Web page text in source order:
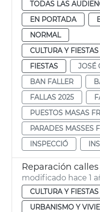
TODAS LAS
EN PORTADA
NORMAL
CULTURA Y
FIESTAS
JOSÉ
BAN FALLER
FALLAS 2025
PUESTOS MASAS
PARADES MASSES
INSPECCIÓ
modificado hace 1
CULTURA Y
URBANISMO Y